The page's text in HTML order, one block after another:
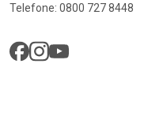
Telefone: 0800 727 8448